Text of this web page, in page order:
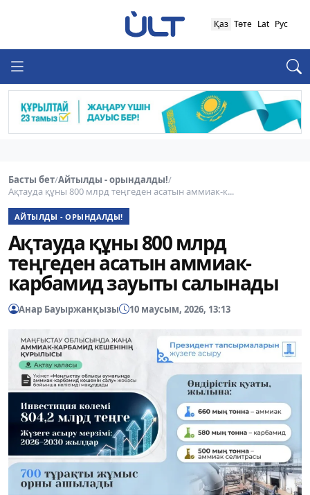
Қаз Төте Lat Рус
Басты бет/Айтылды - орындалды!/
Ақтауда құны 800 млрд теңгеден асатын аммиак-к...
АЙТЫЛДЫ - ОРЫНДАЛДЫ!
Ақтауда құны 800 млрд
теңгеден асатын аммиак-
карбамид зауыты салынады
Анар Бауыржанқызы 10 маусым, 2026, 13:13